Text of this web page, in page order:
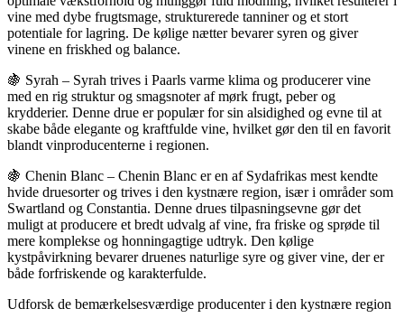
vine med dybe frugtsmage, strukturerede tanniner og et stort
potentiale for lagring. De kølige nætter bevarer syren og giver
vinene en friskhed og balance.
🍇 Syrah – Syrah trives i Paarls varme klima og producerer vine
med en rig struktur og smagsnoter af mørk frugt, peber og
krydderier. Denne drue er populær for sin alsidighed og evne til at
skabe både elegante og kraftfulde vine, hvilket gør den til en favorit
blandt vinproducenterne i regionen.
🍇 Chenin Blanc – Chenin Blanc er en af Sydafrikas mest kendte
hvide druesorter og trives i den kystnære region, især i områder som
Swartland og Constantia. Denne drues tilpasningsevne gør det
muligt at producere et bredt udvalg af vine, fra friske og sprøde til
mere komplekse og honningagtige udtryk. Den kølige
kystpåvirkning bevarer druenes naturlige syre og giver vine, der er
både forfriskende og karakterfulde.
Udforsk de bemærkelsesværdige producenter i den kystnære region